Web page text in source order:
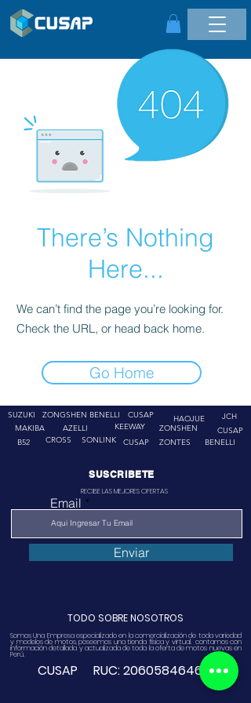
There’s Nothing
Here...
We can’t find the page you’re looking for.
Check the URL, or head back home.
Go Home
SUZUKI
ZONGSHEN
MAKIBA
AZELLI
BENELLI
CUSAP
KEEWAY
B52
CROSS SONLINK CUSAP
HAOJUE
JCH
ZONSHEN
ZONTES
CUSAP
BENELLI
SUSCRIBETE
RECIBE LAS MEJORES OFERTAS
Email
Enviar
TODO SOBRE NOSOTROS
Somos Una Empresa especializado en la comercialización de toda variedad
y modelos de motos, poseemos una tienda física y virtual. contamos con
información detallada y actualizada de toda la oferta de motos nuevas en
Perú.
CUSAP RUC:20605846468